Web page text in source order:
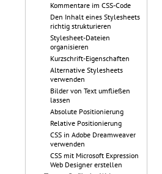
Kommentare im CSS-Code
Den Inhalt eines Stylesheets
richtig strukturieren
Stylesheet-Dateien
organisieren
Kurzschrift-Eigenschaften
Alternative Stylesheets
verwenden
Bilder von Text umfließen
lassen
Absolute Positionierung
Relative Positionierung
CSS in Adobe Dreamweaver
verwenden
CSS mit Microsoft Expression
Web Designer erstellen